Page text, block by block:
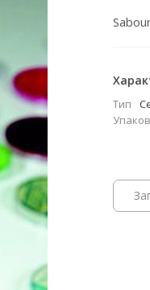
Тип